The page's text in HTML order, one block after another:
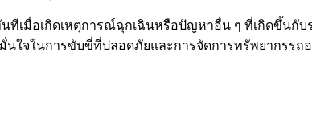
ทีเมื่อเกิดเหตุการณ์ฉุกเฉินหรือปัญหาอื่น ๆ ที่เกิดขึ้น
นใจในการขับขี่ที่ปลอดภัยและการจัดการทรัพยากรร